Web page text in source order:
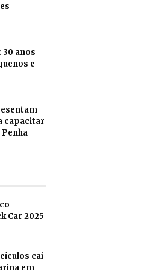
30 anos
e
capacitar
Car 2025
cai
em